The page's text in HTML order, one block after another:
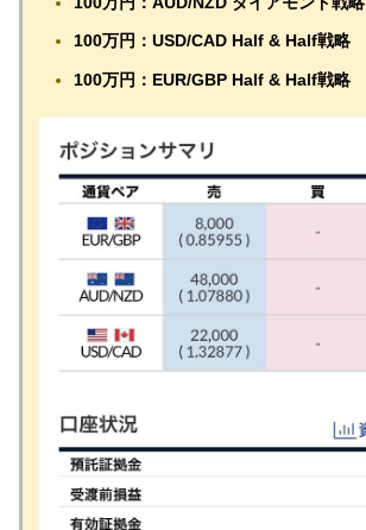
100万円：USD/CAD Half & Half戦略
100万円：EUR/GBP Half & Half戦略